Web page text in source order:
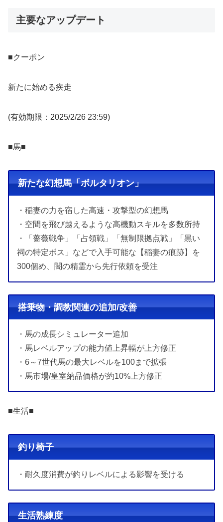
主要なアップデート
■クーポン
新たに始める疾走
(有効期限：2025/2/26 23:59)
■馬■
新たな幻想馬「ボルタリオン」
・稲妻の力を宿した高速・攻撃型の幻想馬
・空間を飛び越えるような高機動スキルを多数所持
・「薔薇戦争」「占領戦」「無制限拠点戦」「黒い
祠の特定ボス」などで入手可能な【稲妻の痕跡】を
300個め、闇の精霊から先行依頼を受注
搭乗物・調教関連の追加/改善
・馬の成長シミュレーター追加
・馬レベルアップの能力値上昇幅が上方修正
・6～7世代馬の最大レベルを100まで拡張
・馬市場/皇室納品価格が約10%上方修正
■生活■
釣り椅子
・耐久度消費が釣りレベルによる影響を受ける
生活熟練度